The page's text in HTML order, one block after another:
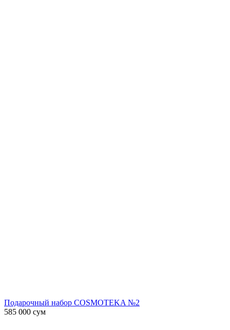
Подарочный набор COSMOTEKA №2
585 000 сум